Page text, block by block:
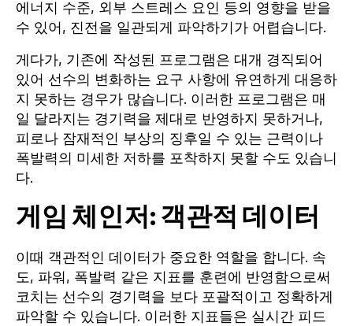
에너지 수준, 외부 스트레스 요인 등의 영향을 받을
수 있어, 진전을 일관되게 파악하기가 어렵습니다.
게다가, 기존에 작성된 프로그램은 대개 경직되어
있어 선수의 변화하는 요구 사항에 유연하게 대응하
지 못하는 경우가 많습니다. 이러한 프로그램은 매
일 달라지는 경기력을 제대로 반영하지 못하거나,
피로나 잠재적인 부상의 징후일 수 있는 근력이나
폭발력의 미세한 저하를 포착하지 못할 수도 있습니
다.
게임 체인저: 객관적 데이터
이때 객관적인 데이터가 중요한 역할을 합니다. 속
도, 파워, 폭발력 같은 지표를 훈련에 반영함으로써
코치는 선수의 경기력을 보다 포괄적이고 정확하게
파악할 수 있습니다. 이러한 지표들은 실시간 피드